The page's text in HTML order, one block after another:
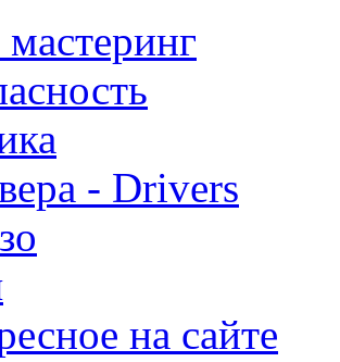
- Drivers
на сайте